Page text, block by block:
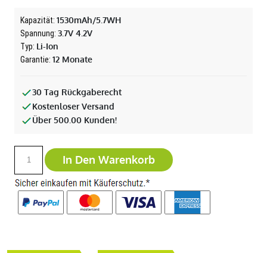
Kapazität: 1530mAh/5.7WH
Spannung: 3.7V 4.2V
Typ: Li-Ion
Garantie: 12 Monate
30 Tag Rückgaberecht
Kostenloser Versand
Über 500.00 Kunden!
In Den Warenkorb